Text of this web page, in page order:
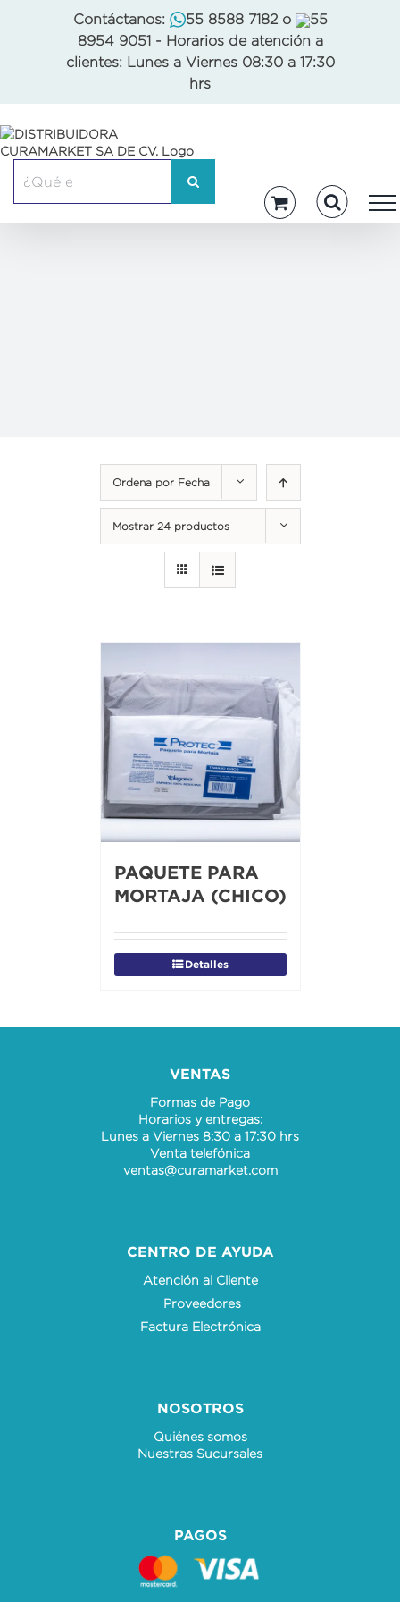
Contáctanos: 55 8588 7182o
55
8954 9051 - Horarios de atención a
clientes: Lunes a Viernes 08:30 a 17:30
hrs
Ordena por Fecha
Mostrar 24 productos
PAQUETE PARA
MORTAJA (CHICO)
Detalles
VENTAS
Formas de Pago
Horarios y entregas:
Lunes a Viernes 8:30 a 17:30 hrs
Venta telefónica
ventas@curamarket.com
CENTRO DE AYUDA
Atención al Cliente
Proveedores
Factura Electrónica
NOSOTROS
Quiénes somos
Nuestras Sucursales
PAGOS